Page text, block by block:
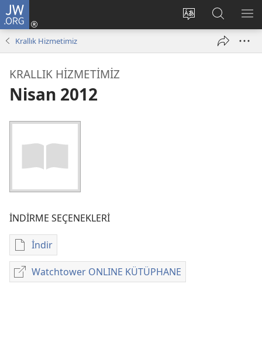
JW.ORG
Site
değiştir
Oturum
Aç
Sitede
Ara
Krallık Hizmetimiz
KRALLIK HİZMETİMİZ
Nisan 2012
İNDİRME SEÇENEKLERİ
İndir
Dijital
yayınları
indirme
Watchtower ONLINE KÜTÜPHANE
Watchtower